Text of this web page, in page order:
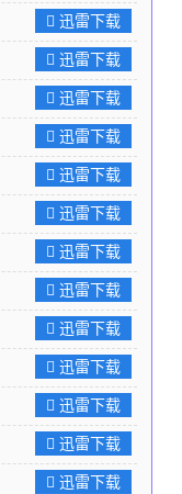
迅雷下载
迅雷下载
迅雷下载
迅雷下载
迅雷下载
迅雷下载
迅雷下载
迅雷下载
迅雷下载
迅雷下载
迅雷下载
迅雷下载
迅雷下载